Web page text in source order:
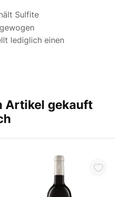
Sulfite
lediglich einen
Artikel gekauft